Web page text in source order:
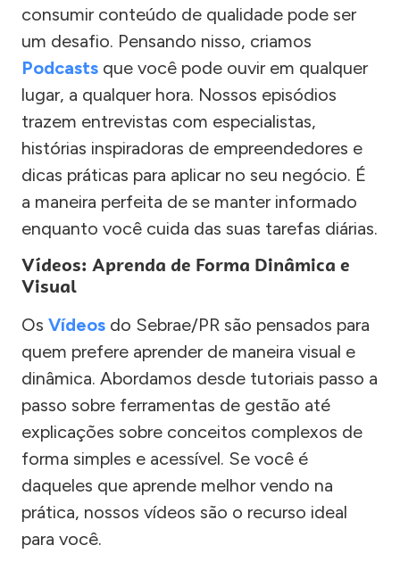
consumir conteúdo de qualidade pode ser
um desafio. Pensando nisso, criamos
Podcasts que você pode ouvir em qualquer
lugar, a qualquer hora. Nossos episódios
trazem entrevistas com especialistas,
histórias inspiradoras de empreendedores e
dicas práticas para aplicar no seu negócio. É
a maneira perfeita de se manter informado
enquanto você cuida das suas tarefas diárias.
Vídeos: Aprenda de Forma Dinâmica e
Visual
Os Vídeos do Sebrae/PR são pensados para
quem prefere aprender de maneira visual e
dinâmica. Abordamos desde tutoriais passo a
passo sobre ferramentas de gestão até
explicações sobre conceitos complexos de
forma simples e acessível. Se você é
daqueles que aprende melhor vendo na
prática, nossos vídeos são o recurso ideal
para você.